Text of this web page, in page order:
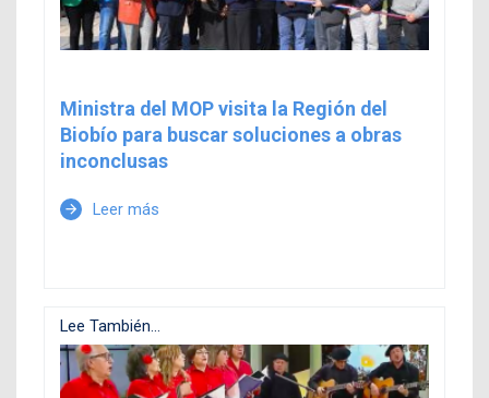
Ministra del MOP visita la Región del
Biobío para buscar soluciones a obras
inconclusas
arrow_forward Leer más
Lee También...